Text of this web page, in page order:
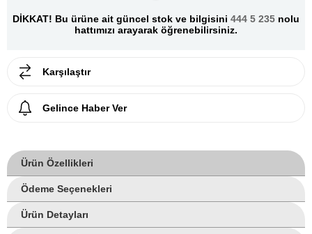
DİKKAT! Bu ürüne ait güncel stok ve bilgisini 444 5 235 nolu
hattımızı arayarak öğrenebilirsiniz.
Karşılaştır
Gelince Haber Ver
Ürün Özellikleri
Ödeme Seçenekleri
Ürün Detayları